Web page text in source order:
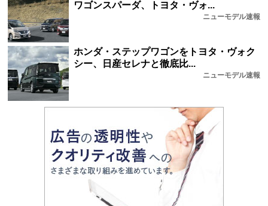
ワゴンスパーダ、トヨタ・ヴォ...
ニューモデル速報
ホンダ・ステップワゴンをトヨタ・ヴォク
シー、日産セレナと徹底比...
ニューモデル速報